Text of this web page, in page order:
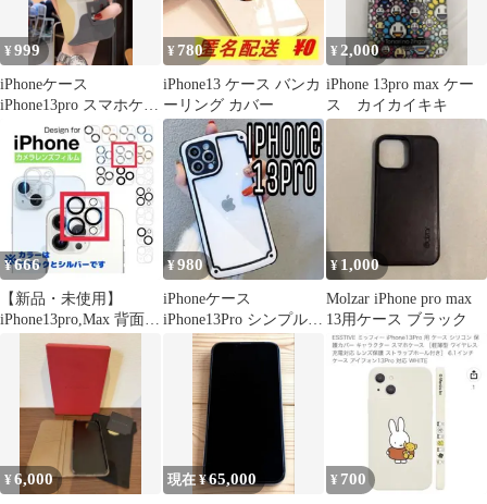
¥999
iPhoneケース
iPhone13pro スマホケー
ス カバー カラフ
ル 緑
¥ 780
iPhone13 ケース バンカ
ーリング カバー
¥ 2,000
iPhone 13pro max ケー
ス カイカイキキ
¥666
【新品・未使用】
iPhone13pro,Max 背面カ
メラ保護ガラス
¥980
iPhoneケース
iPhone13Pro シンプル
フレーム モノトーン
¥ 1,000
Molzar iPhone pro max
13用ケース ブラック
¥6,000 現在 ¥65,000 ¥ 700